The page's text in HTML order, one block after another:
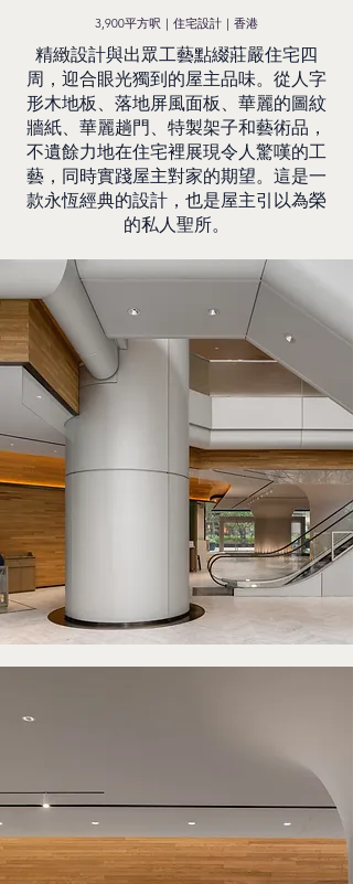
3,900平方呎｜住宅設計｜香港
精緻設計與出眾工藝點綴莊嚴住宅四
周，迎合眼光獨到的屋主品味。從人字
形木地板、落地屏風面板、華麗的圖紋
牆紙、華麗趟門、特製架子和藝術品，
不遺餘力地在住宅裡展現令人驚嘆的工
藝，同時實踐屋主對家的期望。這是一
款永恆經典的設計，也是屋主引以為榮
的私人聖所。